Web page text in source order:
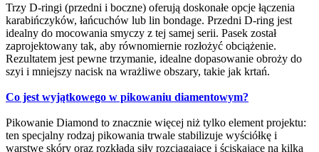
Trzy D-ringi (przedni i boczne) oferują doskonałe opcje łączenia
karabińczyków, łańcuchów lub lin bondage. Przedni D-ring jest
idealny do mocowania smyczy z tej samej serii. Pasek został
zaprojektowany tak, aby równomiernie rozłożyć obciążenie.
Rezultatem jest pewne trzymanie, idealne dopasowanie obroży do
szyi i mniejszy nacisk na wrażliwe obszary, takie jak krtań.
Co jest wyjątkowego w pikowaniu diamentowym?
Pikowanie Diamond to znacznie więcej niż tylko element projektu:
ten specjalny rodzaj pikowania trwale stabilizuje wyściółkę i
warstwę skóry oraz rozkłada siły rozciągające i ściskające na kilka